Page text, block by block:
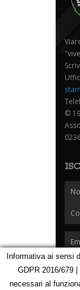
©
Informativa ai sensi
GDPR 2016/679
necessari al